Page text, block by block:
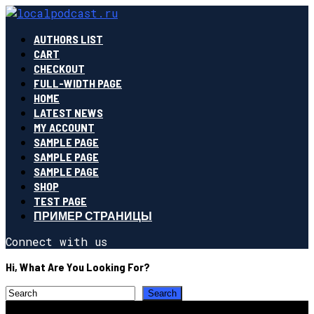
AUTHORS LIST
CART
CHECKOUT
FULL-WIDTH PAGE
HOME
LATEST NEWS
MY ACCOUNT
SAMPLE PAGE
SAMPLE PAGE
SAMPLE PAGE
SHOP
TEST PAGE
ПРИМЕР СТРАНИЦЫ
Connect with us
Hi, What Are You Looking For?